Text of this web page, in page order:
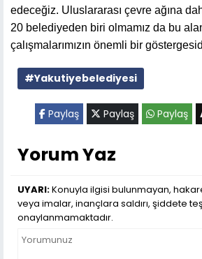
edeceğiz. Uluslararası çevre ağına
20 belediyeden biri olmamız da bu
çalışmalarımızın önemli bir
#Yakutiyebelediyesi
Paylaş Paylaş Paylaş
Yorum Yaz
UYARI:Konuyla ilgisi bulunmayan,
veya imalar, inançlara saldırı, şiddete
onaylanmamaktadır.